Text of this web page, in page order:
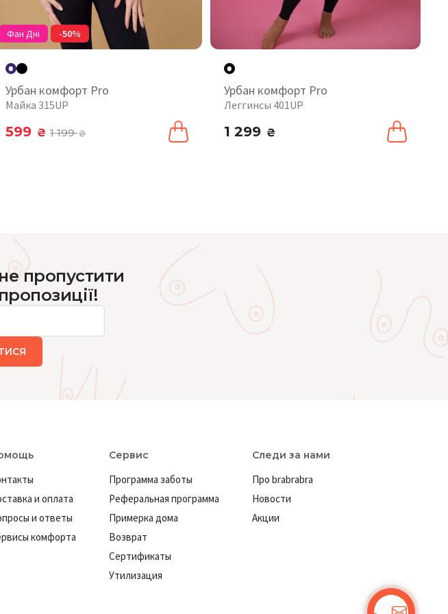
Фан Дні -50%
Урбан комфорт Pro
Майка 315UP
599 ₴ 1 199₴
Урбан комфорт Pro
Леггинсы 401UP
1 299 ₴
пропустити
и оплата
и ответы
комфорта
Сервис
Программа заботы
Реферальная программа
Примерка дома
Возврат
Сертификаты
Утилизация
Следи за нами
Про brabrabra
Новости
Акции